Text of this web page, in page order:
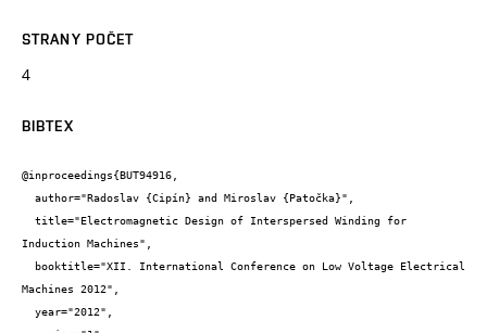
STRANY POČET
4
BIBTEX
@inproceedings{BUT94916,
Induction Machines",
Machines 2012",